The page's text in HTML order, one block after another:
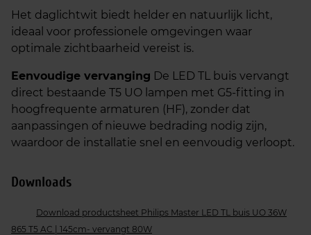
Het daglichtwit biedt helder en natuurlijk licht,
ideaal voor professionele omgevingen waar
optimale zichtbaarheid vereist is.
Eenvoudige vervanging De LED TL buis vervangt
direct bestaande T5 UO lampen met G5‑fitting in
hoogfrequente armaturen (HF), zonder dat
aanpassingen of nieuwe bedrading nodig zijn,
waardoor de installatie snel en eenvoudig verloopt.
Downloads
Download productsheet Philips Master LED TL buis UO 36W
865 T5 AC | 145cm- vervangt 80W